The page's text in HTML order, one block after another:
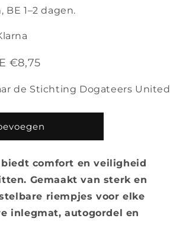
1–2 dagen.
€8,75
de Stichting Dogateers United
comfort en veiligheid
Gemaakt van sterk en
riempjes voor elke
inlegmat, autogordel en